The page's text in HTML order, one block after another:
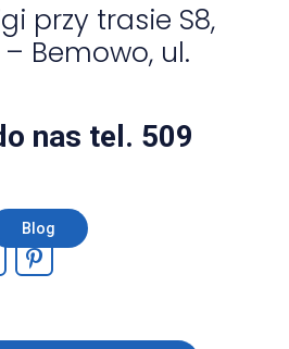
przy trasie S8,
Bemowo, ul.
nas tel. 509
Blog